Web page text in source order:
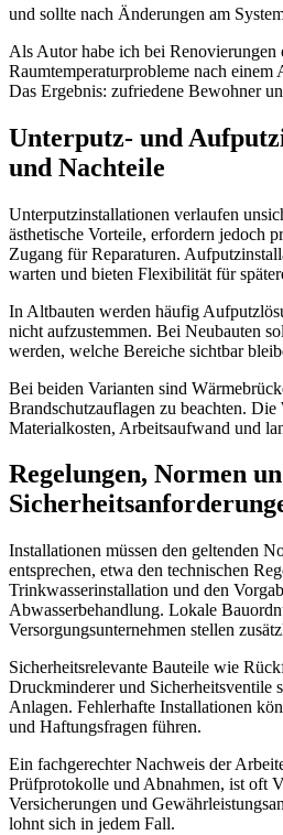
und sollte nach Änderungen am
Als Autor habe ich bei
Raumtemperaturprobleme nach einem
Das Ergebnis: zufriedene Bewohner
Unterputz- und
und Nachteile
Unterputzinstallationen verlaufen
ästhetische Vorteile, erfordern jedoch
Zugang für Reparaturen.
warten und bieten Flexibilität für
In Altbauten werden häufig
nicht aufzustemmen. Bei Neubauten
werden, welche Bereiche sichtbar
Bei beiden Varianten sind
Brandschutzauflagen zu beachten. Die
Materialkosten, Arbeitsaufwand und
Regelungen, Normen
Installationen müssen den geltenden
entsprechen, etwa den technischen
Trinkwasserinstallation und den
Abwasserbehandlung. Lokale
Versorgungsunternehmen stellen
Sicherheitsrelevante Bauteile wie
Druckminderer und Sicherheitsventile
Anlagen. Fehlerhafte Installationen
und Haftungsfragen führen.
Ein fachgerechter Nachweis der
Prüfprotokolle und Abnahmen, ist oft
Versicherungen und
lohnt sich in jedem Fall.